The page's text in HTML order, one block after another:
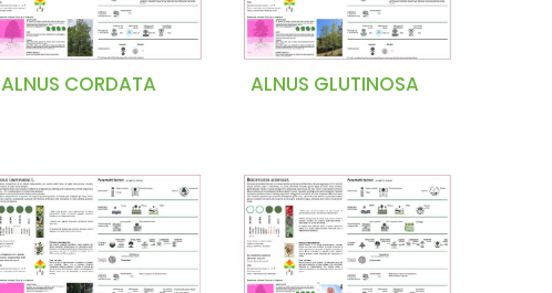
ALNUS CORDATA ALNUS GLUTINOSA